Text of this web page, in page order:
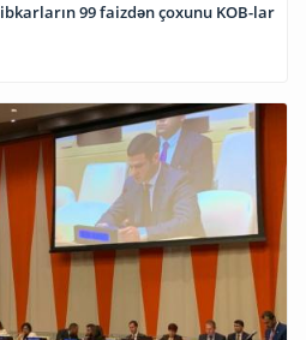
çoxunu KOB-lar